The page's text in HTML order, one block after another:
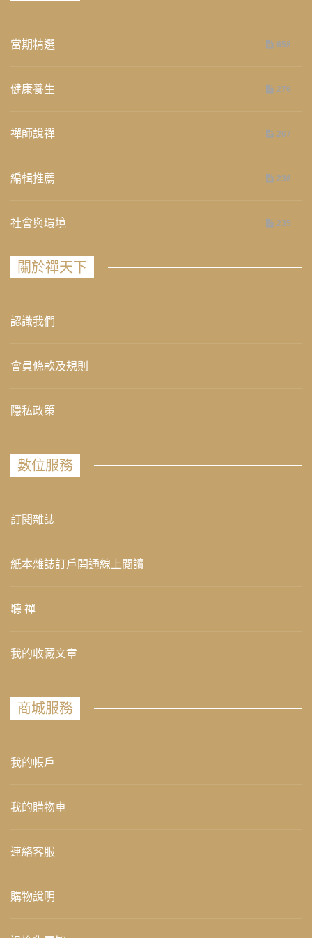
當期精選 658
健康養生 276
禪師說禪 267
編輯推薦 236
社會與環境 235
關於禪天下
認識我們
會員條款及規則
隱私政策
數位服務
訂閱雜誌
紙本雜誌訂戶開通線上閱讀
聽 禪
我的收藏文章
商城服務
我的帳戶
我的購物車
連絡客服
購物說明